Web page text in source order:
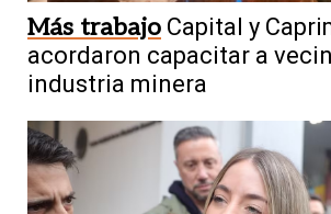
Más trabajo Capital y
acordaron capacitar a
industria minera